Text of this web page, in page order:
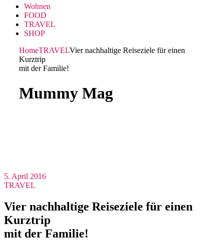
Wohnen
FOOD
TRAVEL
SHOP
HomeTRAVELVier nachhaltige Reiseziele für einen
Kurztrip
mit der Familie!
Mummy Mag
5. April 2016
TRAVEL
Vier nachhaltige Reiseziele für einen
Kurztrip
mit der Familie!